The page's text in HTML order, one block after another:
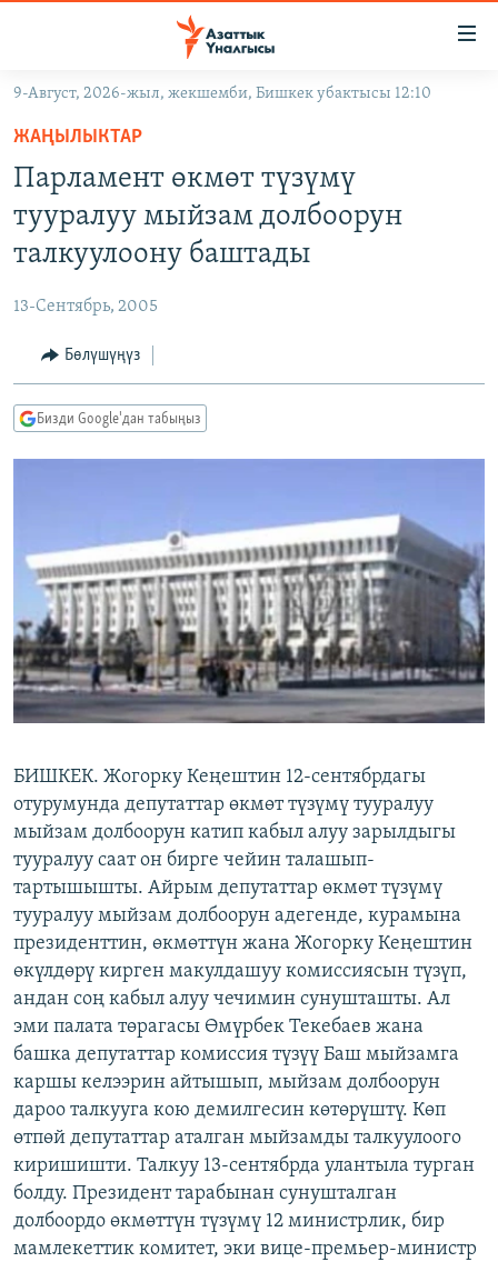
Навигацияга
өтүңүз
Издөөгө
салыңызКЫРГЫЗСТАН
МАДАНИЯТ
ДҮЙНӨ
УКРАИНА
ТВ ПРОГРАММАЛАР
БҮГҮН АЗАТТЫКТА
АЗАТТЫК+
ЫҢГАЙСЫЗ СУРООЛОР
ПОДКАСТ
Русский
ЭЕ/АРнун бардык сайттары
9-Август, 2026-жыл, жекшемби, Бишкек убактысы 12:10
ЖАҢЫЛЫКТАР
Парламент өкмөт түзүмү
тууралуу мыйзам долбоорун
талкуулоону баштады
13-Сентябрь, 2005
Бөлүшүңүз
Бизди Google'дан табыңыз
БИШКЕК. Жогорку Кеңештин 12-сентябрдагы
отурумунда депутаттар өкмөт түзүмү тууралуу
мыйзам долбоорун катип кабыл алуу зарылдыгы
тууралуу саат он бирге чейин талашып-
тартышышты. Айрым депутаттар өкмөт түзүмү
тууралуу мыйзам долбоорун адегенде, курамына
президенттин, өкмөттүн жана Жогорку Кеңештин
өкүлдөрү кирген макулдашуу комиссиясын түзүп,
андан соң кабыл алуу чечимин сунушташты. Ал
эми палата төрагасы Өмүрбек Текебаев жана
башка депутаттар комиссия түзүү Баш мыйзамга
каршы келээрин айтышып, мыйзам долбоорун
дароо талкууга кою демилгесин көтөрүштү. Көп
өтпөй депутаттар аталган мыйзамды талкуулоого
киришишти. Талкуу 13-сентябрда улантыла турган
болду. Президент тарабынан сунушталган
долбоордо өкмөттүн түзүмү 12 министрлик, бир
мамлекеттик комитет, эки вице-премьер-министр